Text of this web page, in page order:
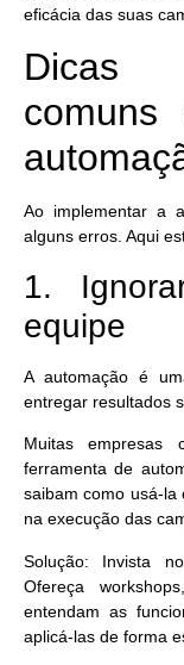
eficácia das suas
Dicas
comuns
Ao implementar a
alguns erros. Aqui
1.
equipe
A automação é
entregar resultados
Muitas empresas
ferramenta de
saibam como usá-la
na execução das
Solução: Invista
Ofereça
entendam as
aplicá-las de forma